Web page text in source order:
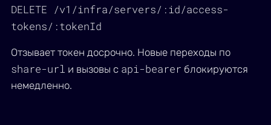
DELETE /v1/infra/servers/:id/access-
tokens/:tokenId
Отзывает токен досрочно. Новые переходы по
share-url и вызовы с api-bearer блокируются
немедленно.